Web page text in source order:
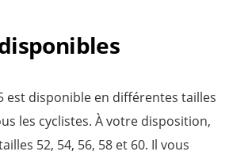
est disponible en différentes tailles
les cyclistes. À votre disposition,
52, 54, 56, 58 et 60. Il vous